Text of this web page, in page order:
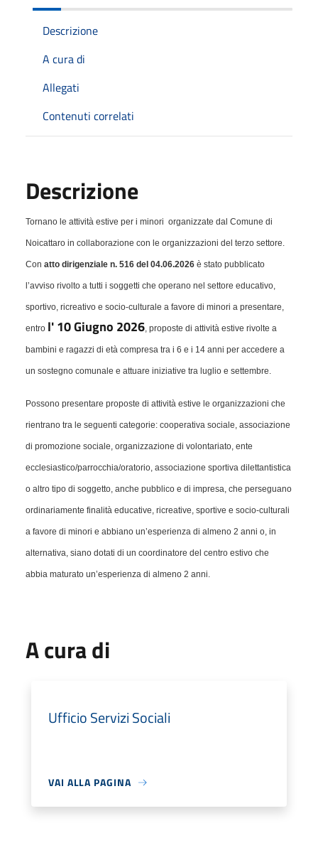
Descrizione
A cura di
Allegati
Contenuti correlati
Descrizione
Tornano le attività estive per i minori organizzate dal Comune di
Noicattaro in collaborazione con le organizzazioni del terzo settore.
Con atto dirigenziale n. 516 del 04.06.2026 è stato pubblicato
l’avviso rivolto a tutti i soggetti che operano nel settore educativo,
sportivo, ricreativo e socio-culturale a favore di minori a presentare,
entro l' 10 Giugno 2026, proposte di attività estive rivolte a
bambini e ragazzi di età compresa tra i 6 e i 14 anni per accedere a
un sostegno comunale e attuare iniziative tra luglio e settembre.
Possono presentare proposte di attività estive le organizzazioni che
rientrano tra le seguenti categorie: cooperativa sociale, associazione
di promozione sociale, organizzazione di volontariato, ente
ecclesiastico/parrocchia/oratorio, associazione sportiva dilettantistica
o altro tipo di soggetto, anche pubblico e di impresa, che perseguano
ordinariamente finalità educative, ricreative, sportive e socio-culturali
a favore di minori e abbiano un’esperienza di almeno 2 anni o, in
alternativa, siano dotati di un coordinatore del centro estivo che
abbia maturato un’esperienza di almeno 2 anni.
A cura di
Ufficio Servizi Sociali
VAI ALLA PAGINA